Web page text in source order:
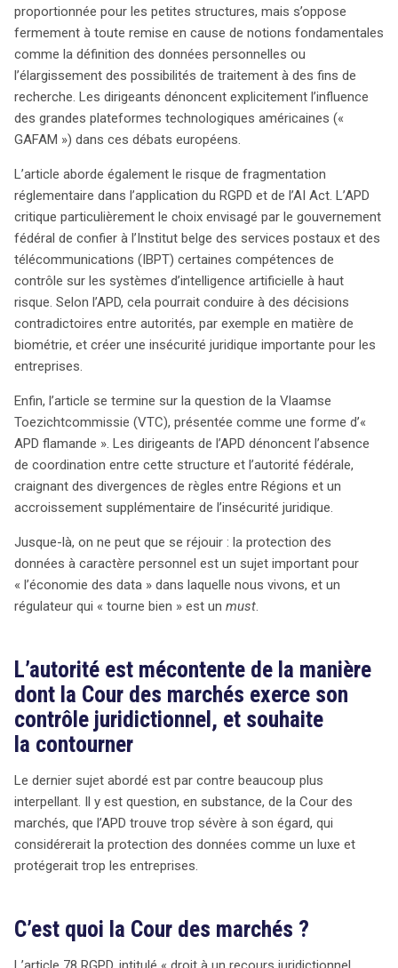
proportionnée pour les petites structures, mais s’oppose
fermement à toute remise en cause de notions fondamentales
comme la définition des données personnelles ou
l’élargissement des possibilités de traitement à des fins de
recherche. Les dirigeants dénoncent explicitement l’influence
des grandes plateformes technologiques américaines («
GAFAM ») dans ces débats européens.
L’article aborde également le risque de fragmentation
réglementaire dans l’application du RGPD et de l’AI Act. L’APD
critique particulièrement le choix envisagé par le gouvernement
fédéral de confier à l’Institut belge des services postaux et des
télécommunications (IBPT) certaines compétences de
contrôle sur les systèmes d’intelligence artificielle à haut
risque. Selon l’APD, cela pourrait conduire à des décisions
contradictoires entre autorités, par exemple en matière de
biométrie, et créer une insécurité juridique importante pour les
entreprises.
Enfin, l’article se termine sur la question de la Vlaamse
Toezichtcommissie (VTC), présentée comme une forme d’«
APD flamande ». Les dirigeants de l’APD dénoncent l’absence
de coordination entre cette structure et l’autorité fédérale,
craignant des divergences de règles entre Régions et un
accroissement supplémentaire de l’insécurité juridique.
Jusque-là, on ne peut que se réjouir : la protection des
données à caractère personnel est un sujet important pour
« l’économie des data » dans laquelle nous vivons, et un
régulateur qui « tourne bien » est un must.
L’autorité est mécontente de la manière
dont la Cour des marchés exerce son
contrôle juridictionnel, et souhaite
la contourner
Le dernier sujet abordé est par contre beaucoup plus
interpellant. Il y est question, en substance, de la Cour des
marchés, que l’APD trouve trop sévère à son égard, qui
considérerait la protection des données comme un luxe et
protégerait trop les entreprises.
C’est quoi la Cour des marchés ?